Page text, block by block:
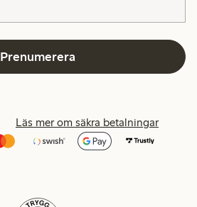
Prenumerera
Läs mer om säkra betalningar